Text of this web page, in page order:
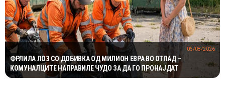
ФРЛИЛА ЛОЗ СО ДОБИВКА ОД МИЛИОН ЕВРА ВО ОТПАД –
КОМУНАЛЦИТЕ НАПРАВИЛЕ ЧУДО ЗА ДА ГО ПРОНАЈДАТ
05/08/2026